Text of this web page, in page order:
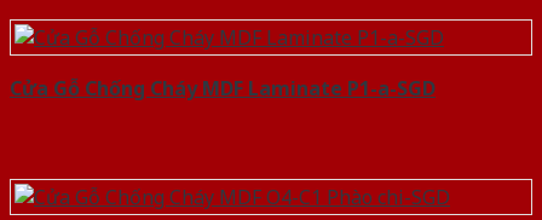
Cửa Gỗ Chống Cháy MDF Laminate P1-a-SGD